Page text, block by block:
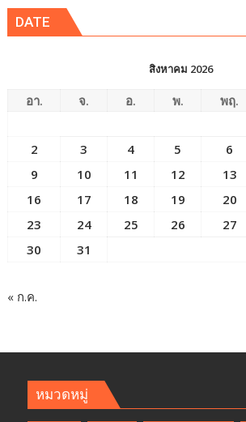
DATE
สิงหาคม 2026
อา. จ. อ. พ. พฤ.
2
3 4 5 6
9
10 11 12 13
16
17 18 19 20
23
24 25 26 27
30
31
« ก.ค.
หมวดหมู่